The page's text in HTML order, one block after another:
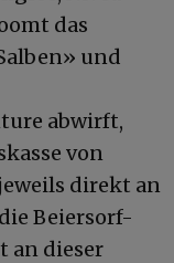
das
und
abwirft,
von
direkt an
Beiersorf-
an dieser